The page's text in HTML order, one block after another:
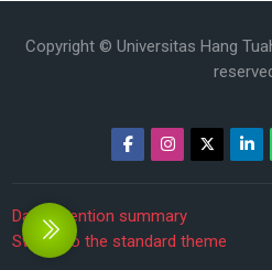
Copyright © Universitas Hang
Data retention summary
Switch to the standard theme